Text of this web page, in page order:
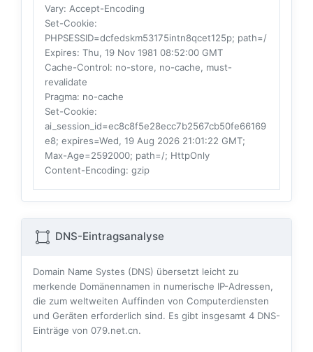
Vary: Accept-Encoding
Set-Cookie:
PHPSESSID=dcfedskm53175intn8qcet125p; path=/
Expires: Thu, 19 Nov 1981 08:52:00 GMT
Cache-Control: no-store, no-cache, must-
revalidate
Pragma: no-cache
Set-Cookie:
ai_session_id=ec8c8f5e28ecc7b2567cb50fe66169
e8; expires=Wed, 19 Aug 2026 21:01:22 GMT;
Max-Age=2592000; path=/; HttpOnly
Content-Encoding: gzip
DNS-Eintragsanalyse
Domain Name Systes (DNS) übersetzt leicht zu
merkende Domänennamen in numerische IP-Adressen,
die zum weltweiten Auffinden von Computerdiensten
und Geräten erforderlich sind. Es gibt insgesamt 4 DNS-
Einträge von 079.net.cn.